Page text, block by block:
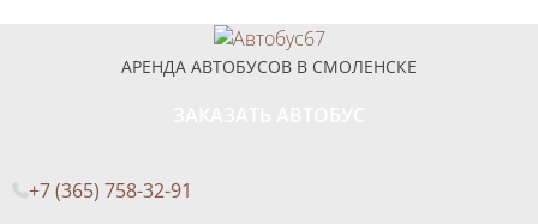
АРЕНДА АВТОБУСОВ В СМОЛЕНСКЕ
+7 (365) 758-32-91